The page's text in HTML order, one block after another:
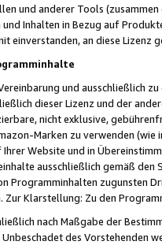
und anderer Tools (zusammen
Inhalten in Bezug auf
einverstanden, an diese Lizenz
und ausschließlich
dieser Lizenz und der
nicht exklusive,
Marken zu verwenden
Website und in
ausschließlich gemäß
Programminhalten zugunsten
Zur Klarstellung: Zu den
nach Maßgabe der
des Vorstehenden